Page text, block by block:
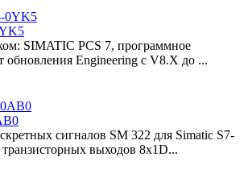
SIMATIC PCS 7, программное
обновления Engineering с V8.X до ...
сигналов SM 322 для Simatic S7-
выходов 8х1D...